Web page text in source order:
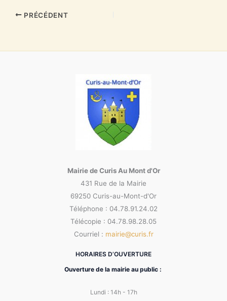
PRÉCÉDENT
Mairie de Curis Au Mont d'Or
431 Rue de la Mairie
69250 Curis-au-Mont-d'Or
Téléphone : 04.78.91.24.02
Télécopie : 04.78.98.28.05
Courriel : mairie@curis.fr
HORAIRES D’OUVERTURE
Ouverture de la mairie au public :
Lundi : 14h - 17h